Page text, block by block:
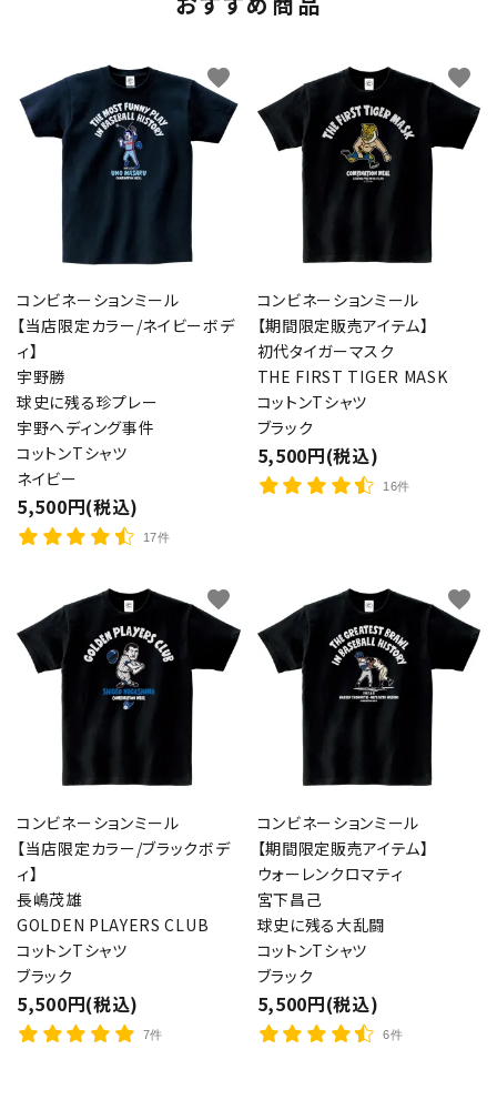
コンビネーションミール
【当店限定カラー/ネイビーボデ
ィ】
宇野勝
球史に残る珍プレー
宇野ヘディング事件
コットンTシャツ
ネイビー
5,500円(税込)
17件
favorite
コンビネーションミール
【期間限定販売アイテム】
初代タイガーマスク
THE FIRST TIGER MASK
コットンTシャツ
ブラック
5,500円(税込)
16件
favorite
コンビネーションミール
【当店限定カラー/ブラックボデ
ィ】
長嶋茂雄
GOLDEN PLAYERS CLUB
コットンTシャツ
ブラック
5,500円(税込)
7件
favorite
コンビネーションミール
【期間限定販売アイテム】
ウォーレンクロマティ
宮下昌己
球史に残る大乱闘
コットンTシャツ
ブラック
5,500円(税込)
6件
favorite